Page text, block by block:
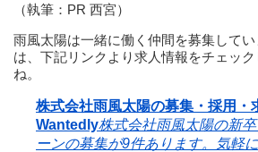
（執筆：PR 西宮）
雨風太陽は一緒に働く仲間を募集して
は、下記リンクより求人情報をチェッ
ね。
株式会社雨風太陽の募集・採用・
Wantedly株式会社雨風太陽の新
ーンの募集が9件あります。気軽